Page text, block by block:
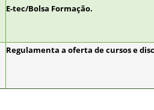
E-tec/Bolsa Formação.
Regulamenta a oferta de cursos e